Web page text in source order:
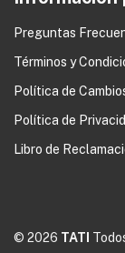
Preguntas
Términos y
Política de
Política de
Libro de
© 2026 TATI